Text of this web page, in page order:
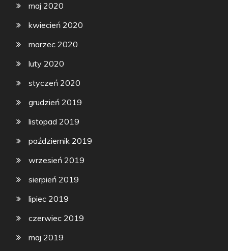
maj 2020
kwiecień 2020
marzec 2020
luty 2020
styczeń 2020
grudzień 2019
listopad 2019
październik 2019
wrzesień 2019
sierpień 2019
lipiec 2019
czerwiec 2019
maj 2019